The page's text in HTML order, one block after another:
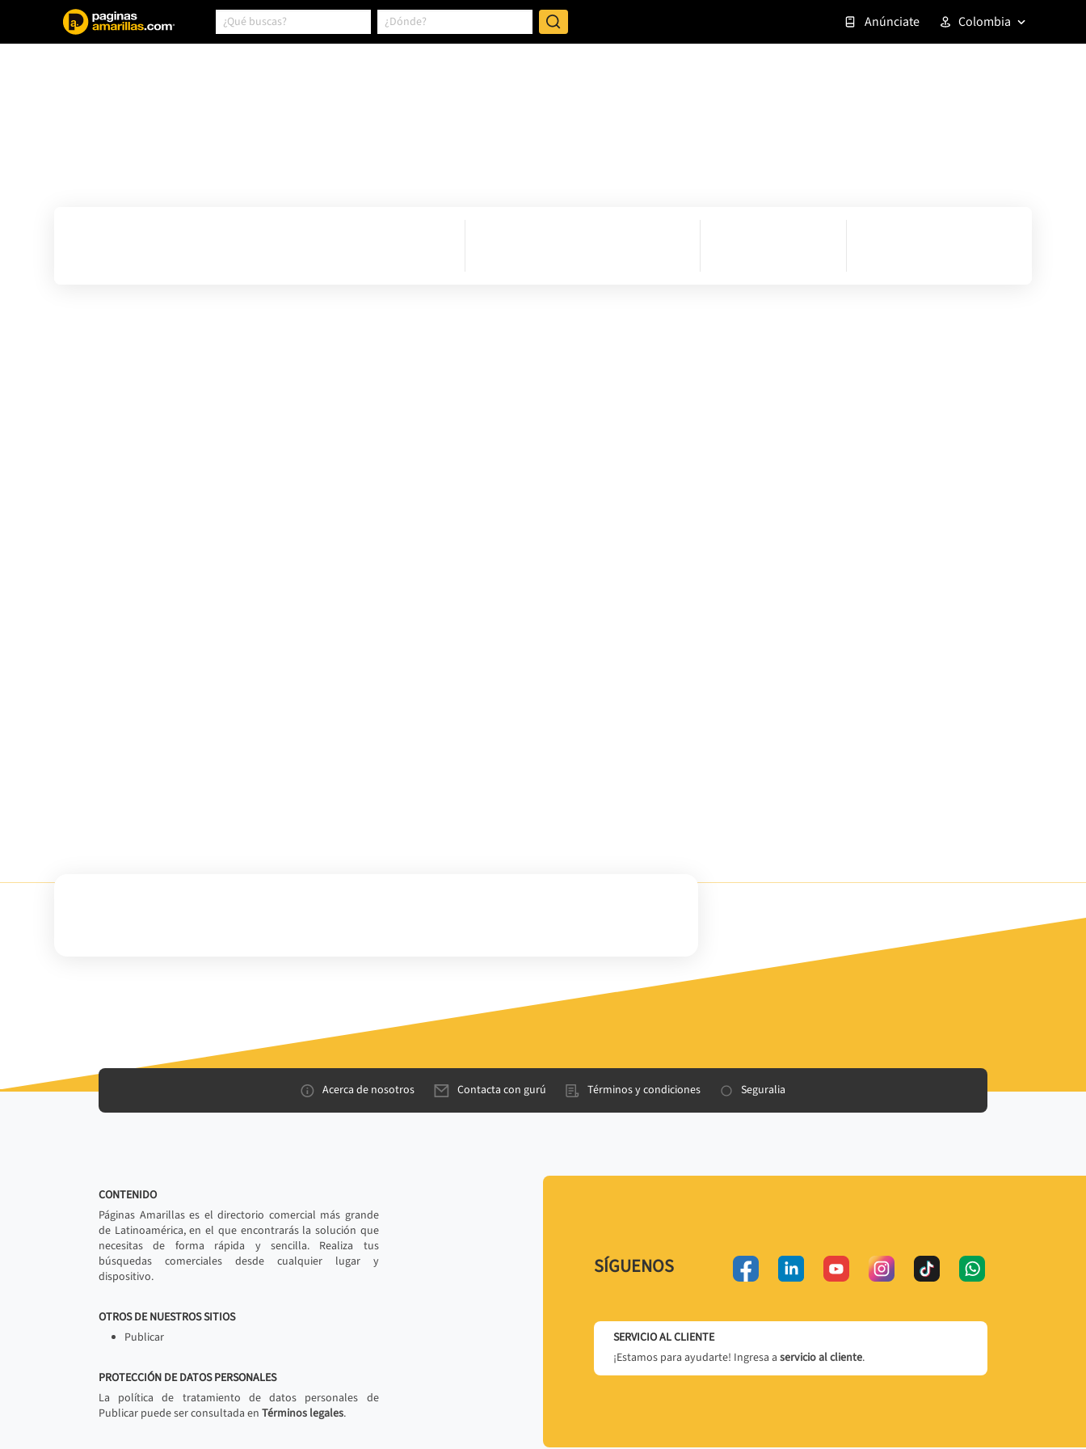
Anúnciate Colombia
Acerca de nosotros Contacta con gurú Términos y condiciones Seguralia
CONTENIDO
Páginas Amarillas es el directorio comercial más grande
de Latinoamérica, en el que encontrarás la solución que
necesitas de forma rápida y sencilla. Realiza tus
búsquedas comerciales desde cualquier lugar y
dispositivo.
OTROS DE NUESTROS SITIOS
Publicar
PROTECCIÓN DE DATOS PERSONALES
La política de tratamiento de datos personales de
Publicar puede ser consultada en Términos legales.
SÍGUENOS
SERVICIO AL CLIENTE
¡Estamos para ayudarte! Ingresa a servicio al cliente.